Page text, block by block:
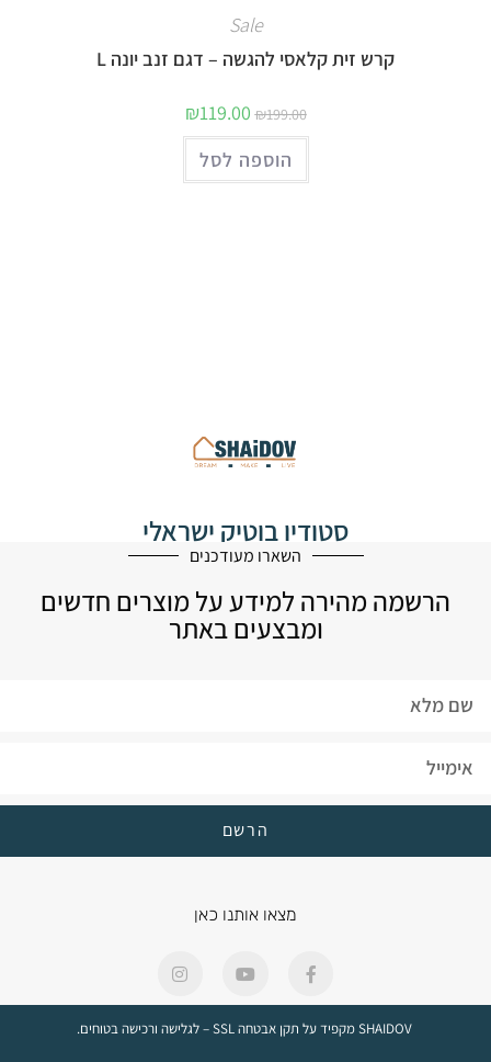
Sale
קרש זית קלאסי להגשה – דגם זנב יונה L
₪199.00
₪119.00
הוספה לסל
סטודיו בוטיק ישראלי
לעיצוב הבית
השארו מעודכנים
הרשמה מהירה למידע על מוצרים חדשים
ומבצעים באתר
הרשם
מצאו אותנו כאן
SHAIDOV מקפיד על תקן אבטחה SSL – לגלישה ורכישה בטוחים.